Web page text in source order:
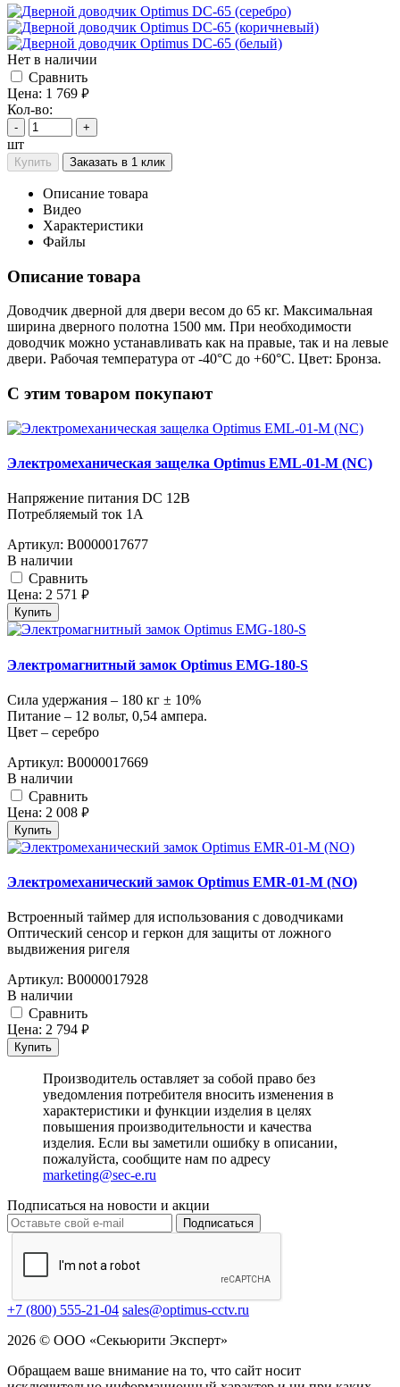
Нет в наличии
Cравнить
Цена: 1 769 руб.
Кол-во:
- +
шт
Купить Заказать в 1 клик
Описание товара
Видео
Характеристики
Файлы
Описание товара
Доводчик дверной для двери весом до 65 кг. Максимальная
ширина дверного полотна 1500 мм. При необходимости
доводчик можно устанавливать как на правые, так и на левые
двери. Рабочая температура от -40°С до +60°С. Цвет: Бронза.
C этим товаром покупают
Электромеханическая защелка Optimus EML-01-M (NC)
Напряжение питания DC 12В
Потребляемый ток 1A
Артикул: В0000017677
В наличии
Cравнить
Цена: 2 571 руб.
Купить
Электромагнитный замок Optimus EMG-180-S
Сила удержания – 180 кг ± 10%
Питание – 12 вольт, 0,54 ампера.
Цвет – серебро
Артикул: В0000017669
В наличии
Cравнить
Цена: 2 008 руб.
Купить
Электромеханический замок Optimus EMR-01-M (NO)
Встроенный таймер для использования с доводчиками
Оптический сенсор и геркон для защиты от ложного
выдвижения ригел­­я
Артикул: В0000017928
В наличии
Cравнить
Цена: 2 794 руб.
Купить
Производитель оставляет за собой право без
уведомления потребителя вносить изменения в
характеристики и функции изделия в целях
повышения производительности и качества
изделия. Если вы заметили ошибку в описании,
пожалуйста, сообщите нам по адресу
marketing@sec-e.ru
Подписаться на новости и акции
Подписаться
+7 (800) 555-21-04 sales@optimus-cctv.ru
2026 © ООО «Секьюрити Эксперт»
Обращаем ваше внимание на то, что сайт носит